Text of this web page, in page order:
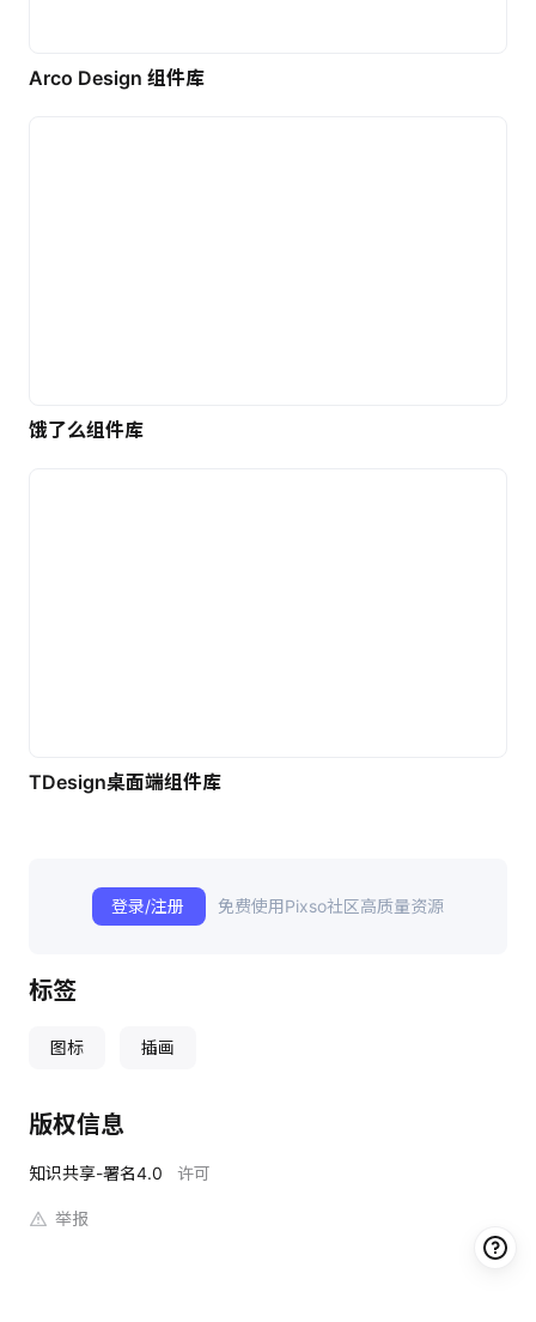
Arco Design 组件库
饿了么组件库
TDesign桌面端组件库
登录/注册 免费使用Pixso社区高质量资源
标签
图标 插画
版权信息
知识共享-署名4.0 许可
举报